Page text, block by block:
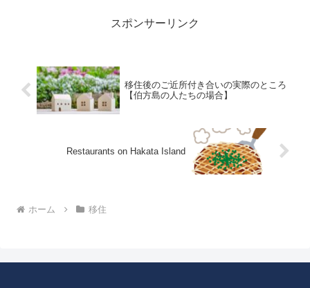
スポンサーリンク
移住後のご近所付き合いの実際のところ
【伯方島の人たちの場合】
Restaurants on Hakata Island
ホーム 移住